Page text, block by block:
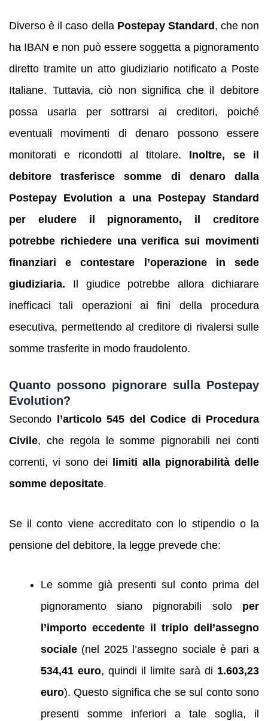
Diverso è il caso della Postepay Standard, che non
ha IBAN e non può essere soggetta a pignoramento
diretto tramite un atto giudiziario notificato a Poste
Italiane. Tuttavia, ciò non significa che il debitore
possa usarla per sottrarsi ai creditori, poiché
eventuali movimenti di denaro possono essere
monitorati e ricondotti al titolare. Inoltre, se il
debitore trasferisce somme di denaro dalla
Postepay Evolution a una Postepay Standard
per eludere il pignoramento, il creditore
potrebbe richiedere una verifica sui movimenti
finanziari e contestare l’operazione in sede
giudiziaria. Il giudice potrebbe allora dichiarare
inefficaci tali operazioni ai fini della procedura
esecutiva, permettendo al creditore di rivalersi sulle
somme trasferite in modo fraudolento.
Quanto possono pignorare sulla Postepay
Evolution?
Secondo
l’articolo 545 del Codice di Procedura
Civile, che regola le somme pignorabili nei conti
correnti, vi sono dei
limiti alla pignorabilità delle
somme depositate.
Se il conto viene accreditato con lo stipendio o la
pensione del debitore, la legge prevede che:
Le somme già presenti sul conto prima del
pignoramento siano pignorabili solo per
l’importo eccedente il triplo dell’assegno
sociale(nel 2025 l’assegno sociale è pari a
534,41 euro, quindi il limite sarà di 1.603,23
euro). Questo significa che se sul conto sono
presenti somme inferiori a tale soglia, il